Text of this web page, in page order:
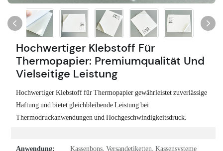
Hochwertiger Klebstoff Für
Thermopapier: Premiumqualität Und
Vielseitige Leistung
Hochwertiger Klebstoff für Thermopapier gewährleistet zuverlässige
Haftung und bietet gleichbleibende Leistung bei
Thermodruckanwendungen und Hochgeschwindigkeitsdruck.
Anwendung: Kassenbons, Versandetiketten, Kassensysteme